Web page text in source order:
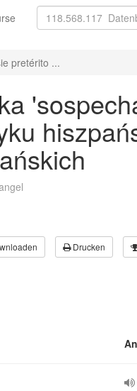
pretérito ...
Drucken